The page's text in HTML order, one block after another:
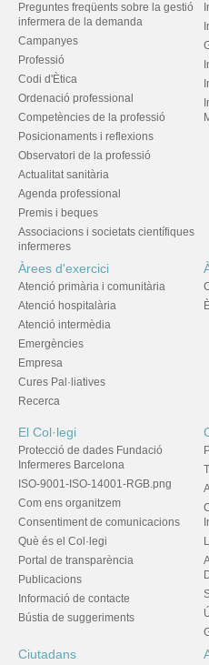
Preguntes freqüents sobre la gestió
infermera de la demanda
Campanyes
Professió
Codi d'Ètica
Ordenació professional
Competències de la professió
Posicionaments i reflexions
Observatori de la professió
Actualitat sanitària
Agenda professional
Premis i beques
Associacions i societats científiques
infermeres
Àrees d'exercici
Atenció primària i comunitària
Atenció hospitalària
Atenció intermèdia
Emergències
Empresa
Cures Pal·liatives
Recerca
El Col·legi
Protecció de dades Fundació
Infermeres Barcelona
ISO-9001-ISO-14001-RGB.png
Com ens organitzem
Consentiment de comunicacions
Què és el Col·legi
Portal de transparència
Publicacions
Informació de contacte
Bústia de suggeriments
Ciutadans